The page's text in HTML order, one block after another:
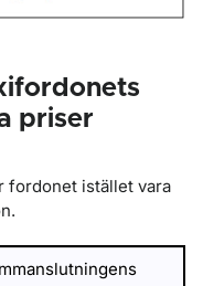
priser
fordonet istället vara